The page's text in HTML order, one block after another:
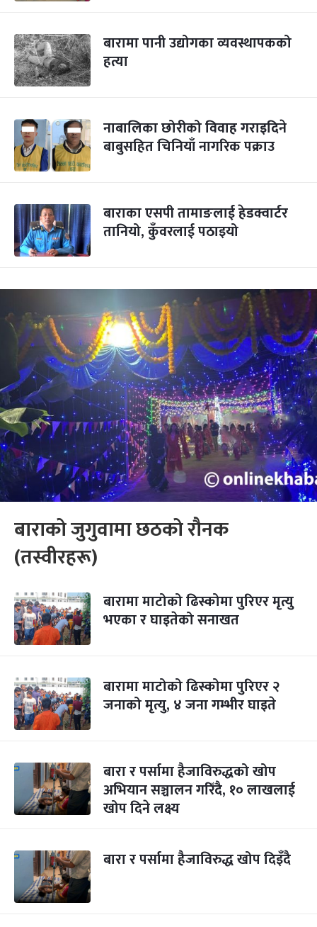
बारामा पानी उद्योगका व्यवस्थापकको
हत्या
नाबालिका छोरीको विवाह गराइदिने
बाबुसहित चिनियाँ नागरिक पक्राउ
बाराका एसपी तामाङलाई हेडक्वार्टर
तानियो, कुँवरलाई पठाइयो
बाराको जुगुवामा छठको रौनक
(तस्वीरहरू)
बारामा माटोको ढिस्कोमा पुरिएर मृत्यु
भएका र घाइतेको सनाखत
बारामा माटोको ढिस्कोमा पुरिएर २
जनाको मृत्यु, ४ जना गम्भीर घाइते
बारा र पर्सामा हैजाविरुद्धको खोप
अभियान सञ्चालन गरिँदै, १० लाखलाई
खोप दिने लक्ष्य
बारा र पर्सामा हैजाविरुद्ध खोप दिइँदै